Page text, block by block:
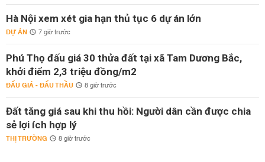
Hà Nội xem xét gia hạn thủ tục 6 dự án lớn
DỰ ÁN 7 giờ trước
Phú Thọ đấu giá 30 thửa đất tại xã Tam Dương Bắc,
khởi điểm 2,3 triệu đồng/m2
ĐẤU GIÁ - ĐẤU THẦU 8 giờ trước
Đất tăng giá sau khi thu hồi: Người dân cần được chia
sẻ lợi ích hợp lý
THỊ TRƯỜNG 8 giờ trước